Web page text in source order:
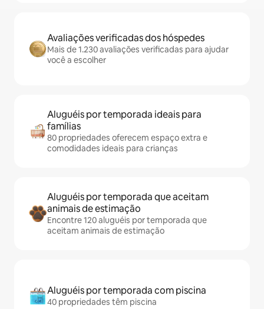
Avaliações verificadas dos hóspedes
Mais de 1.230 avaliações verificadas para ajudar
você a escolher
Aluguéis por temporada ideais para
famílias
80 propriedades oferecem espaço extra e
comodidades ideais para crianças
Aluguéis por temporada que aceitam
animais de estimação
Encontre 120 aluguéis por temporada que
aceitam animais de estimação
Aluguéis por temporada com piscina
40 propriedades têm piscina